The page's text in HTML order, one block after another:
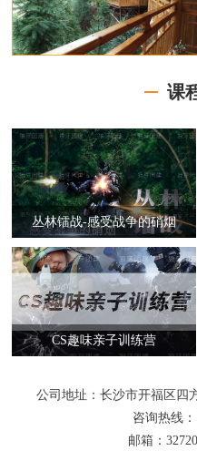
课
丛林镭战-感受战争的硝烟
CS趣味亲子训练营
公司地址：长沙市开福区四
咨询热线：
邮箱：